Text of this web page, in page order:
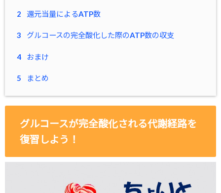
2 還元当量によるATP数
3 グルコースの完全酸化した際のATP数の収支
4 おまけ
5 まとめ
グルコースが完全酸化される代謝経路を
復習しよう！